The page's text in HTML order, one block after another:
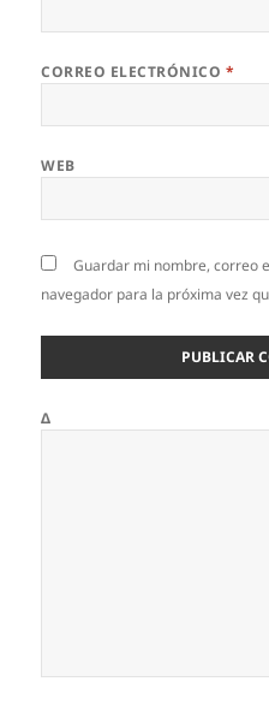
CORREO ELECTRÓNICO *
WEB
Guardar mi nombre, correo
navegador para la próxima vez
Δ